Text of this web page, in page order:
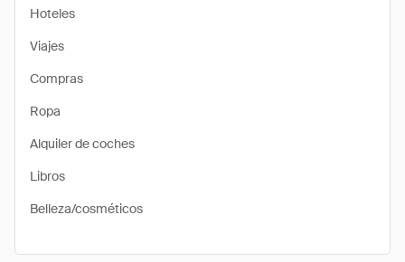
Hoteles
Viajes
Compras
Ropa
Alquiler de coches
Libros
Belleza/cosméticos